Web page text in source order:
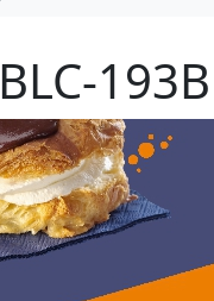
BLC-193B